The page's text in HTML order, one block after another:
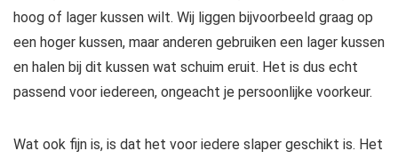
hoog of lager kussen wilt. Wij liggen bijvoorbeeld graag op
een hoger kussen, maar anderen gebruiken een lager kussen
en halen bij dit kussen wat schuim eruit. Het is dus echt
passend voor iedereen, ongeacht je persoonlijke voorkeur.
Wat ook fijn is, is dat het voor iedere slaper geschikt is. Het